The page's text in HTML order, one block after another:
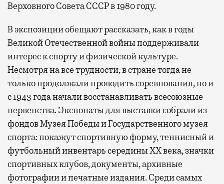
Верховного Совета СССР в 1980 году.
В экспозиции обещают рассказать, как в годы
Великой Отечественной войны поддерживали
интерес к спорту и физической культуре.
Несмотря на все трудности, в стране тогда не
только продолжали проводить соревнования, но и
с 1943 года начали восстанавливать всесоюзные
первенства. Экспонаты для выставки собрали из
фондов Музея Победы и Государственного музея
спорта: покажут спортивную форму, теннисный и
футбольный инвентарь середины XX века, значки
спортивных клубов, документы, архивные
фотографии и печатные издания. Среди самых